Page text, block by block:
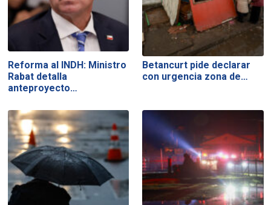
Reforma al INDH: Ministro
Rabat detalla
anteproyecto…
Betancurt pide declarar
con urgencia zona de…